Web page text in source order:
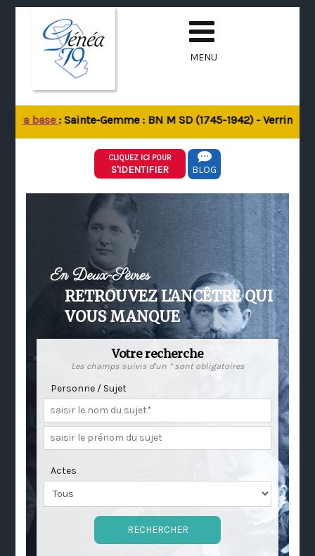
MENU
la base: Sainte-Gemme : BN M SD (1745-1942) - Verrines-
CLIQUEZ ICI POUR
S'IDENTIFIER BLOG
En Deux-Sèvres
RETROUVEZ L'ANCÊTRE QUI
VOUS MANQUE
Votre recherche
Les champs suivis d'un * sont obligatoires
Personne / Sujet
Actes